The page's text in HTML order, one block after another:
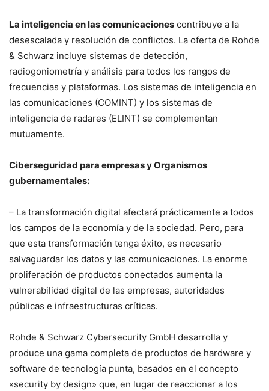
La inteligencia en las comunicaciones contribuye a la
desescalada y resolución de conflictos. La oferta de Rohde
& Schwarz incluye sistemas de detección,
radiogoniometría y análisis para todos los rangos de
frecuencias y plataformas. Los sistemas de inteligencia en
las comunicaciones (COMINT) y los sistemas de
inteligencia de radares (ELINT) se complementan
mutuamente.
Ciberseguridad para empresas y Organismos
gubernamentales:
– La transformación digital afectará prácticamente a todos
los campos de la economía y de la sociedad. Pero, para
que esta transformación tenga éxito, es necesario
salvaguardar los datos y las comunicaciones. La enorme
proliferación de productos conectados aumenta la
vulnerabilidad digital de las empresas, autoridades
públicas e infraestructuras críticas.
Rohde & Schwarz Cybersecurity GmbH desarrolla y
produce una gama completa de productos de hardware y
software de tecnología punta, basados en el concepto
«security by design» que, en lugar de reaccionar a los